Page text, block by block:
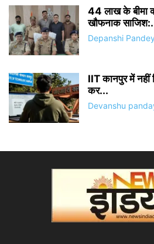
44 लाख के बीमा
खौफनाक
Depanshi Pandey
IIT कानपुर में नहीं
कर...
Devanshu